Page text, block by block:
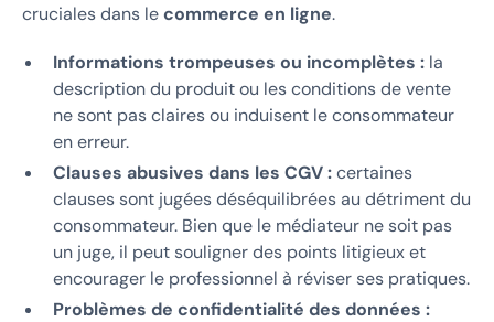
cruciales dans lecommerce en ligne.
Informations trompeuses ou incomplètes : la
description du produit ou les conditions de vente
ne sont pas claires ou induisent le consommateur
en erreur.
Clauses abusives dans les CGV :certaines
clauses sont jugées déséquilibrées au détriment du
consommateur. Bien que le médiateur ne soit pas
un juge, il peut souligner des points litigieux et
encourager le professionnel à réviser ses pratiques.
Problèmes de confidentialité des données :